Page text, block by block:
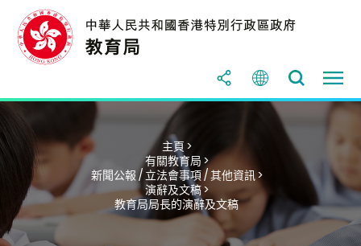
主頁 >
有關教育局 >
新聞公報 / 立法會事項 / 其他資訊 >
演辭及文稿 >
教育局局長的演辭及文稿